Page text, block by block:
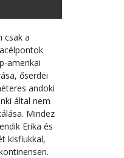
csak a
amerikai
őserdei
andoki
által nem
Mindez
Erika és
kisfiukkal,